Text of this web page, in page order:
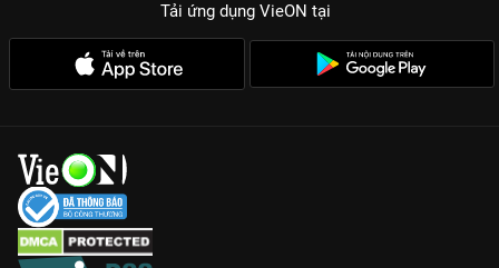
Tải ứng dụng VieON tại